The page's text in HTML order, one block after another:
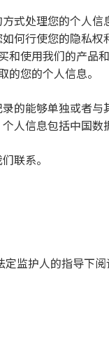
处理您的个人信
行使您的隐私
用我们的产品
您的个人信息。
能够单独或者
信息包括中国数
联系。
监护人的指导下阅